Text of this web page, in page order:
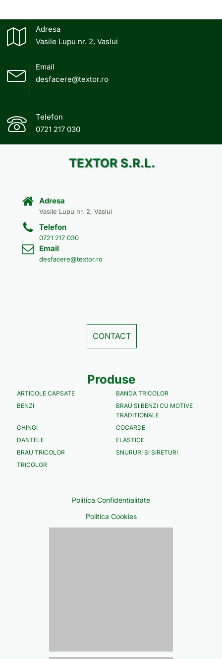
Adresa
Vasile Lupu nr. 2, Vaslui
Email
desfacere@textor.ro
Telefon
0721 217 030
TEXTOR S.R.L.
Adresa
Vasile Lupu nr. 2, Vaslui
Telefon
0721 217 030
Email
desfacere@textor.ro
CONTACT
Produse
ARTICOLE CAPSATE
BANDA TRICOLOR
BENZI
BRAU SI BENZI CU MOTIVE
TRADITIONALE
CHINGI
COCARDE
DANTELE
ELASTICE
BRAU TRICOLOR
SNURURI SI SIRETURI
TRICOLOR
Politica Confidentialitate
Politica Cookies